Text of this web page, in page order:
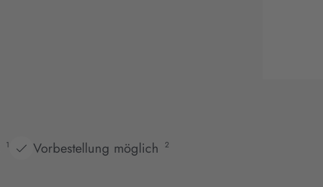
1 Vorbestellung möglich 2